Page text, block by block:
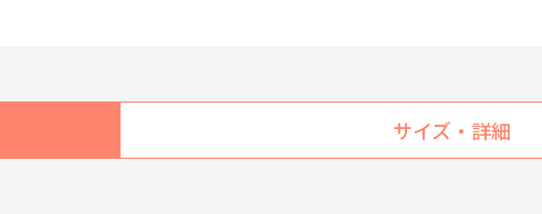
サイズ・詳細